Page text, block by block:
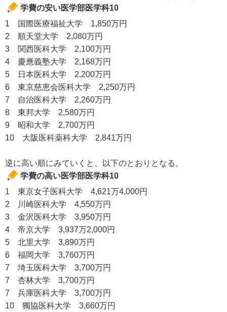
学費の安い医学部医学科10
1 国際医療福祉大学 1,850万円
2 順天堂大学 2,080万円
3 関西医科大学 2,100万円
4 慶應義塾大学 2,168万円
5 日本医科大学 2,200万円
6 東京慈恵会医科大学 2,250万円
7 自治医科大学 2,260万円
8 東邦大学 2,580万円
9 昭和大学 2,700万円
10 大阪医科薬科大学 2,841万円
逆に高い順にみていくと、以下のとおりとなる。
学費の高い医学部医学科10
1 東京女子医科大学 4,621万4,000円
2 川崎医科大学 4,550万円
3 金沢医科大学 3,950万円
4 帝京大学 3,937万2,000円
5 北里大学 3,890万円
6 福岡大学 3,760万円
7 埼玉医科大学 3,700万円
7 杏林大学 3,700万円
7 兵庫医科大学 3,700万円
10 獨協医科大学 3,660万円